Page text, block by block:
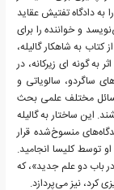
دادگاه تفتیش عقاید
و خواننده را برای
به شاهکار گالیله،
به گونه ای زیرکانه، در
ساگردو، سالویاتی و
مختلف علمی بحث
این ساختار به گالیله
منسوخ‌شده قرار
توسط کلیسا انجامید.
در باب دو علم جدید»، که
کرد، نیز می‌پردازد.